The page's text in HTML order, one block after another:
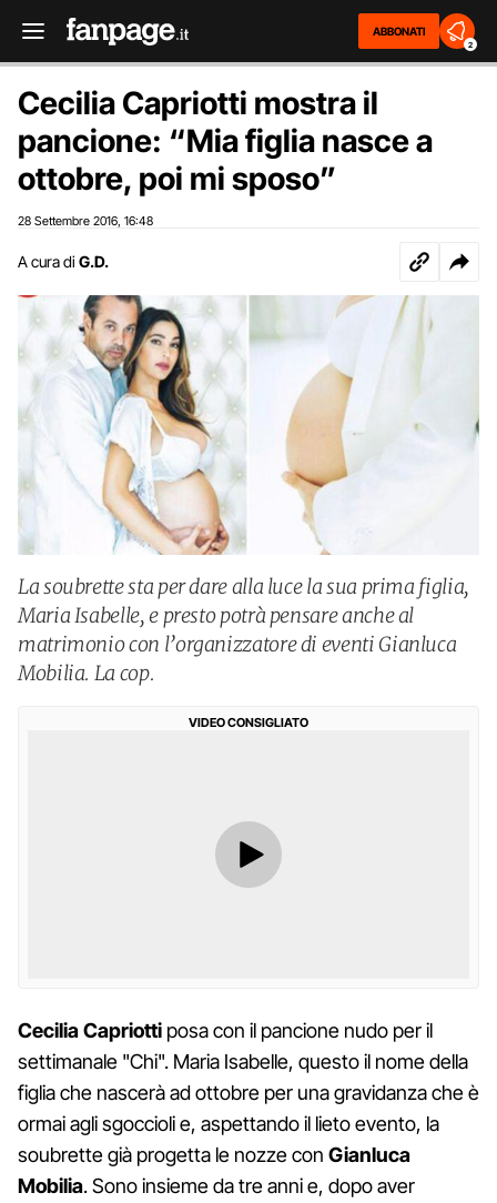
ABBONATI
2
Cecilia Capriotti mostra il
pancione: “Mia figlia nasce a
ottobre, poi mi sposo”
28 Settembre 2016 16:48
A cura di G.D.
La soubrette sta per dare alla luce la sua prima figlia,
Maria Isabelle, e presto potrà pensare anche al
matrimonio con l’organizzatore di eventi Gianluca
Mobilia. La cop.
VIDEO CONSIGLIATO
Cecilia Capriotti posa con il pancione nudo per il
settimanale "Chi". Maria Isabelle, questo il nome della
figlia che nascerà ad ottobre per una gravidanza che è
ormai agli sgoccioli e, aspettando il lieto evento, la
soubrette già progetta le nozze con Gianluca
Mobilia. Sono insieme da tre anni e, dopo aver